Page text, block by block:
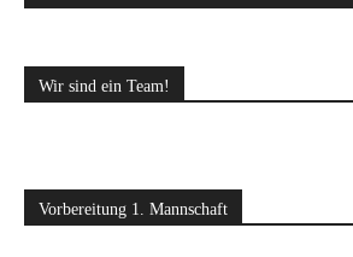
Wir sind ein Team!
Vorbereitung 1. Mannschaft